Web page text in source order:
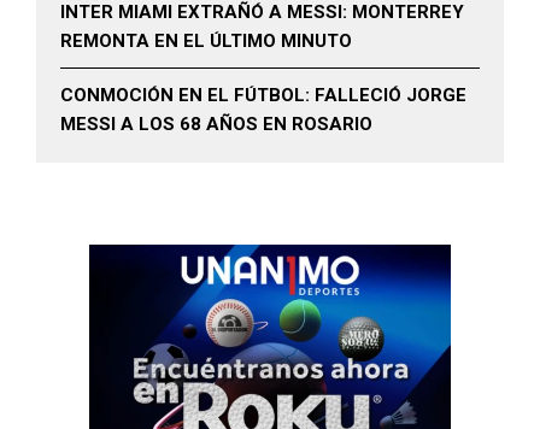
INTER MIAMI EXTRAÑÓ A MESSI: MONTERREY
REMONTA EN EL ÚLTIMO MINUTO
CONMOCIÓN EN EL FÚTBOL: FALLECIÓ JORGE
MESSI A LOS 68 AÑOS EN ROSARIO